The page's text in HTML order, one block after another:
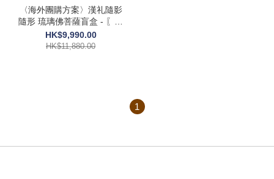
〈海外團購方案〉漢礼隨影
隨形 琉璃佛菩薩盲盒 - 〖迎
請六位佛菩薩〗（10套）
HK$9,990.00
HK$11,880.00
1